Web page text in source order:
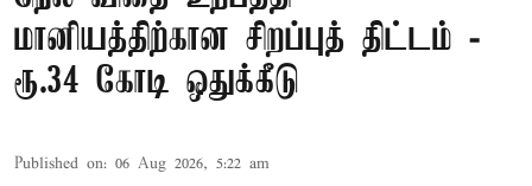
மானியத்திற்கான சிறப்புத் திட்டம் -
ரூ.34 கோடி ஒதுக்கீடு
Published on: 06 Aug 2026, 5:22 am